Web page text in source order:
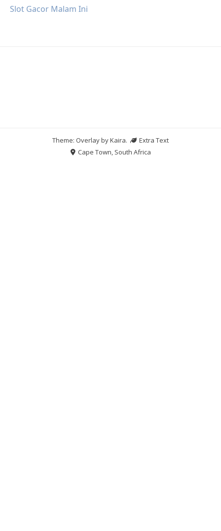
Slot Gacor Malam Ini
Theme: Overlay byKaira.
Extra Text
Cape Town, South Africa